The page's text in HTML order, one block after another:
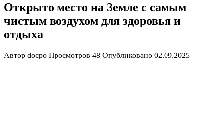
Открыто место на Земле с самым
чистым воздухом для здоровья и
отдыха
Автор docpo Просмотров 48 Опубликовано 02.09.2025